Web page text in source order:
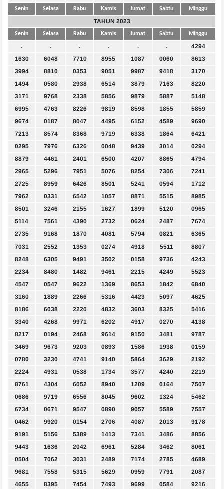
Senin Selasa Rabu Kamis Jumat Sabtu Minggu
TAHUN 2023
Senin Selasa Rabu Kamis Jumat Sabtu Minggu
. . . . . .
4294
1630
6048 7710 8955 1087 0060
8613
3994
8810 0353 9051 9987 9418
3170
1494
0580 2938 6514 3879 7163
8220
3171
9768 2338 5856 9879 5887
5148
6995
4763 8226 9819 8598 1855
5859
9674
0187 8047 4495 6152 4589
9690
7213
8574 8368 9719 6338 1864
6421
0295
7976 6326 0048 9439 3014
0294
8879
4461 2401 6500 4207 8865
4794
2965
5296 7951 5076 8254 7306
7241
2725
8959 6426 8501 5241 0594
1712
7962
0331 6542 1057 8871 5515
8985
8501
3246 2155 1627 1899 5120
0965
5114
7561 4390 2732 0624 2487
7674
2735
9168 1870 4081 5794 0821
6365
7031
2552 1353 0274 4918 5511
8807
8248
6305 9491 3502 0158 9736
4243
2234
8480 1482 9461 2215 4249
5523
4547
0547 9622 1369 8653 1842
6840
3160
1889 2266 5316 4423 5097
4625
8186
6038 2220 4832 3603 8325
5416
3340
4268 9971 6202 4917 0270
4138
8217
0194 2468 9614 9150 3481
9787
3469
9673 9203 0893 1586 1938
0159
0780
3230 4741 9140 5864 3629
2192
2224
4931 0538 1734 3577 4240
2219
8761
4304 6052 8940 1209 0164
7507
0686
9719 6556 8045 9602 1324
5462
6734
0671 9547 0890 9057 5589
7557
0462
9920 0154 2706 4087 2013
9178
9191
5156 5389 1413 7341 3486
8856
9443
1636 2042 6961 5284 3462
8061
0504
7062 3031 2489 7174 2785
4689
9681
7558 5315 5629 0959 7791
2087
4655
8395 7454 7493 9699 0584
9216